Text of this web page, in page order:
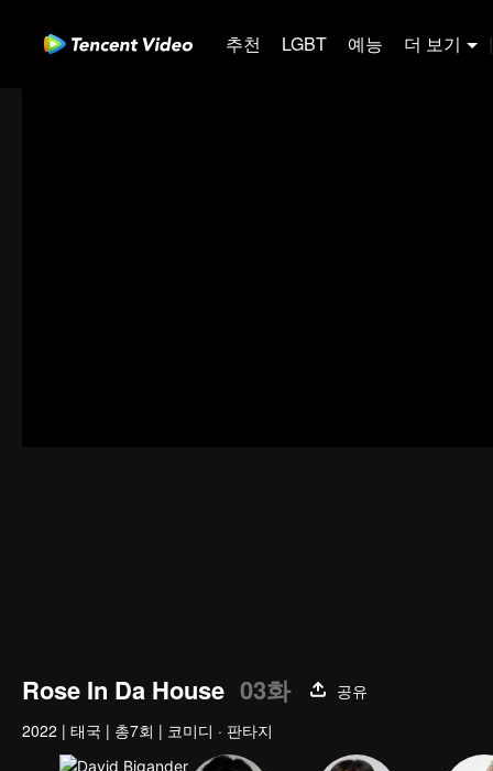
추천 LGBT 예능 더 보기 |
Rose In Da House 03화
공유
2022 | 태국 | 총7회 | 코미디 · 판타지